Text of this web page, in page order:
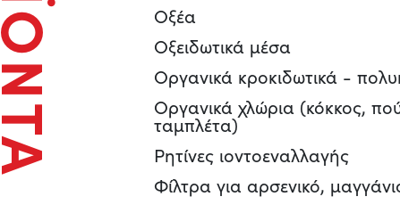
Οξέα
Οξειδωτικά μέσα
Οργανικά κροκιδωτικά -
Οργανικά χλώρια (κόκκος,
ταμπλέτα)
Ρητίνες ιοντοεναλλαγής
Φίλτρα για αρσενικό,